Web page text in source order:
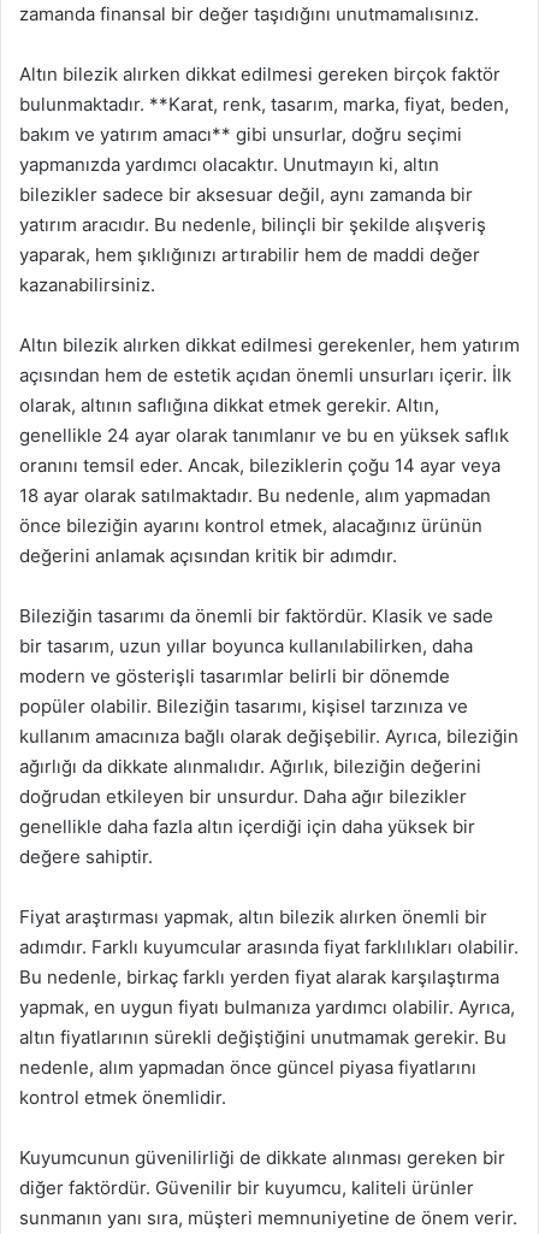
zamanda finansal bir değer taşıdığını unutmamalısınız.
Altın bilezik alırken dikkat edilmesi gereken birçok faktör
bulunmaktadır. **Karat, renk, tasarım, marka, fiyat, beden,
bakım ve yatırım amacı** gibi unsurlar, doğru seçimi
yapmanızda yardımcı olacaktır. Unutmayın ki, altın
bilezikler sadece bir aksesuar değil, aynı zamanda bir
yatırım aracıdır. Bu nedenle, bilinçli bir şekilde alışveriş
yaparak, hem şıklığınızı artırabilir hem de maddi değer
kazanabilirsiniz.
Altın bilezik alırken dikkat edilmesi gerekenler, hem yatırım
açısından hem de estetik açıdan önemli unsurları içerir. İlk
olarak, altının saflığına dikkat etmek gerekir. Altın,
genellikle 24 ayar olarak tanımlanır ve bu en yüksek saflık
oranını temsil eder. Ancak, bileziklerin çoğu 14 ayar veya
18 ayar olarak satılmaktadır. Bu nedenle, alım yapmadan
önce bileziğin ayarını kontrol etmek, alacağınız ürünün
değerini anlamak açısından kritik bir adımdır.
Bileziğin tasarımı da önemli bir faktördür. Klasik ve sade
bir tasarım, uzun yıllar boyunca kullanılabilirken, daha
modern ve gösterişli tasarımlar belirli bir dönemde
popüler olabilir. Bileziğin tasarımı, kişisel tarzınıza ve
kullanım amacınıza bağlı olarak değişebilir. Ayrıca, bileziğin
ağırlığı da dikkate alınmalıdır. Ağırlık, bileziğin değerini
doğrudan etkileyen bir unsurdur. Daha ağır bilezikler
genellikle daha fazla altın içerdiği için daha yüksek bir
değere sahiptir.
Fiyat araştırması yapmak, altın bilezik alırken önemli bir
adımdır. Farklı kuyumcular arasında fiyat farklılıkları olabilir.
Bu nedenle, birkaç farklı yerden fiyat alarak karşılaştırma
yapmak, en uygun fiyatı bulmanıza yardımcı olabilir. Ayrıca,
altın fiyatlarının sürekli değiştiğini unutmamak gerekir. Bu
nedenle, alım yapmadan önce güncel piyasa fiyatlarını
kontrol etmek önemlidir.
Kuyumcunun güvenilirliği de dikkate alınması gereken bir
diğer faktördür. Güvenilir bir kuyumcu, kaliteli ürünler
sunmanın yanı sıra, müşteri memnuniyetine de önem verir.